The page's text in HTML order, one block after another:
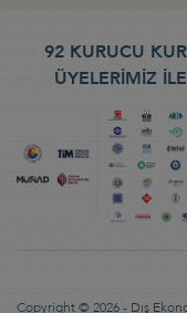
92 KURUCU
ÜYELERİMİZ
Copyright © 2026 - Dış